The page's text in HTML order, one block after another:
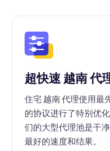
超快速 越南 代
住宅 越南 代理使用最
的协议进行了特别优
们的大型代理池是干
最好的速度和结果。